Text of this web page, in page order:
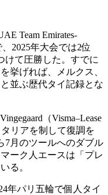
Team Emirates-
2025年大会では2位
けて圧勝した。すでに
挙げれば、メルクス、
並ぶ歴代タイ記録とな
（Visma–Lease
リアを制して復調を
7月のツールへのダブル
ーク人エースは「プレ
る。
年パリ五輪で個人タイ